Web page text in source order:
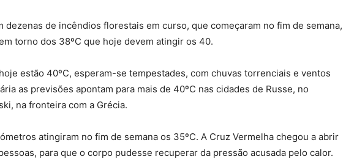
dezenas de incêndios florestais em curso, que começaram no fim de semana,
torno dos 38ºC que hoje devem atingir os 40.
estão 40ºC, esperam-se tempestades, com chuvas torrenciais e ventos
as previsões apontam para mais de 40ºC nas cidades de Russe, no
na fronteira com a Grécia.
atingiram no fim de semana os 35ºC. A Cruz Vermelha chegou a abrir
para que o corpo pudesse recuperar da pressão acusada pelo calor.